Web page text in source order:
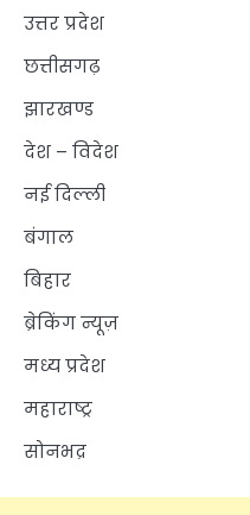
उत्तर प्रदेश
छत्तीसगढ़
झारखण्ड
देश – विदेश
नई दिल्ली
बंगाल
बिहार
ब्रेकिंग न्यूज़
मध्य प्रदेश
महाराष्ट्र
सोनभद्र